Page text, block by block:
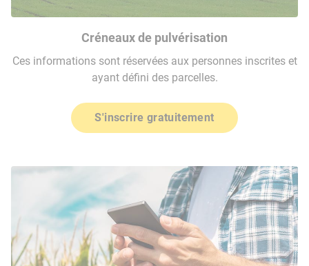
Créneaux de pulvérisation
Ces informations sont réservées aux personnes inscrites et
ayant défini des parcelles.
S'inscrire gratuitement